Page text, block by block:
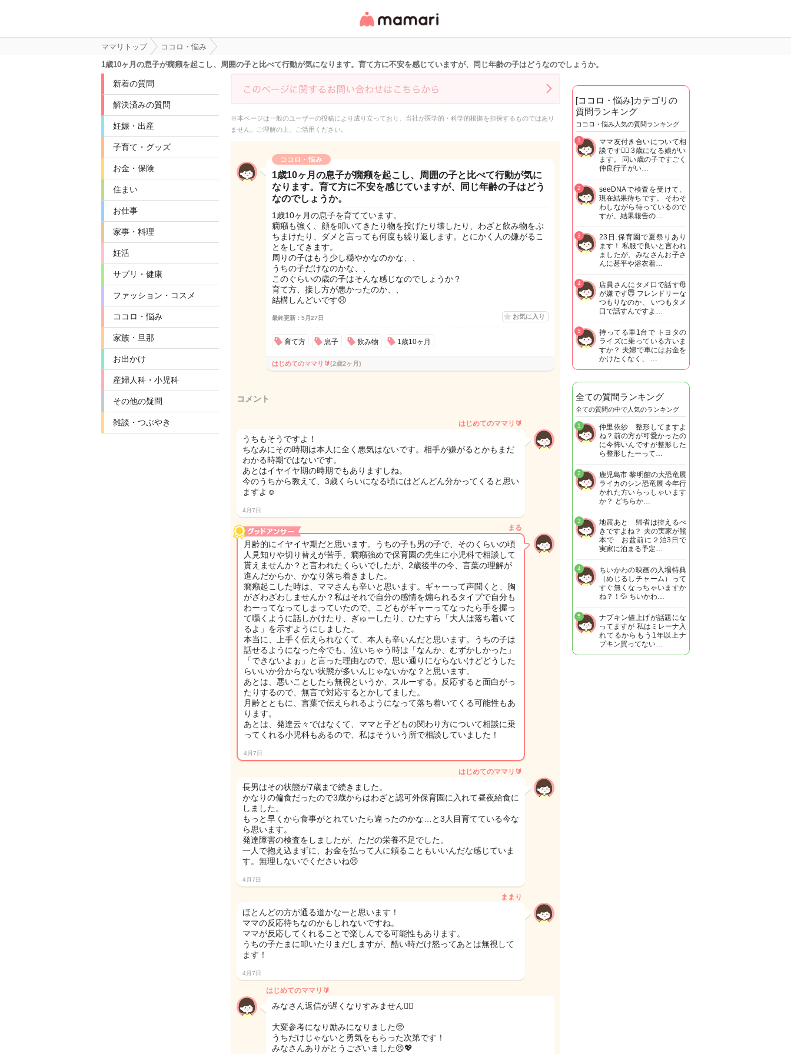
リ・情報サイト
ママリトップ
ココロ・悩み
1歳10ヶ月の息子が癇癪を起こし、周囲の子と比べて行動が気になります。育て方に不安を感じていますが、同じ年齢の子はどうなのでしょうか。
新着の質問
解決済みの質問
妊娠・出産
子育て・グッズ
お金・保険
住まい
お仕事
家事・料理
妊活
サプリ・健康
ファッション・コスメ
ココロ・悩み
家族・旦那
お出かけ
産婦人科・小児科
その他の疑問
雑談・つぶやき
※本ページは一般のユーザーの投稿により成り立っており、当社が医学的・科学的根拠を担保するものではあり
ません。ご理解の上、ご活用ください。
ココロ・悩み
1歳10ヶ月の息子が癇癪を起こし、周囲の子と比べて行動が気に
なります。育て方に不安を感じていますが、同じ年齢の子はどう
なのでしょうか。
1歳10ヶ月の息子を育てています。
癇癪も強く、顔を叩いてきたり物を投げたり壊したり、わざと飲み物をぶ
ちまけたり、ダメと言っても何度も繰り返します。とにかく人の嫌がるこ
とをしてきます。
周りの子はもう少し穏やかなのかな、、
うちの子だけなのかな、、
このぐらいの歳の子はそんな感じなのでしょうか？
育て方、接し方が悪かったのか、、
結構しんどいです😞
最終更新：5月27日 お気に入り
育て方 息子 飲み物 1歳10ヶ月
はじめてのママリ🔰(2歳2ヶ月)
コメント
はじめてのママリ🔰
うちもそうですよ！
ちなみにその時期は本人に全く悪気はないです。相手が嫌がるとかもまだ
わかる時期ではないです。
あとはイヤイヤ期の時期でもありますしね。
今のうちから教えて、3歳くらいになる頃にはどんどん分かってくると思い
ますよ☺️
4月7日
まる
月齢的にイヤイヤ期だと思います。うちの子も男の子で、そのくらいの頃
人見知りや切り替えが苦手、癇癪強めで保育園の先生に小児科で相談して
貰えませんか？と言われたくらいでしたが、2歳後半の今、言葉の理解が
進んだからか、かなり落ち着きました。
癇癪起こした時は、ママさんも辛いと思います。ギャーって声聞くと、胸
がざわざわしませんか？私はそれで自分の感情を煽られるタイプで自分も
わーってなってしまっていたので、こどもがギャーってなったら手を握っ
て囁くように話しかけたり、ぎゅーしたり、ひたすら「大人は落ち着いて
るよ」を示すようにしました。
本当に、上手く伝えられなくて、本人も辛いんだと思います。うちの子は
話せるようになった今でも、泣いちゃう時は「なんか、むずかしかった」
「できないよぉ」と言った理由なので、思い通りにならないけどどうした
らいいか分からない状態が多いんじゃないかな？と思います。
あとは、悪いことしたら無視というか、スルーする。反応すると面白がっ
たりするので、無言で対応するとかしてました。
月齢とともに、言葉で伝えられるようになって落ち着いてくる可能性もあ
ります。
あとは、発達云々ではなくて、ママと子どもの関わり方について相談に乗
ってくれる小児科もあるので、私はそういう所で相談していました！
4月7日
はじめてのママリ🔰
長男はその状態が7歳まで続きました。
かなりの偏食だったので3歳からはわざと認可外保育園に入れて昼夜給食に
しました。
もっと早くから食事がとれていたら違ったのかな…と3人目育てている今な
ら思います。
発達障害の検査をしましたが、ただの栄養不足でした。
一人で抱え込まずに、お金を払って人に頼ることもいいんだな感じていま
す。無理しないでくださいね😣
4月7日
ままり
ほとんどの方が通る道かなーと思います！
ママの反応待ちなのかもしれないですね。
ママが反応してくれることで楽しんでる可能性もあります。
うちの子たまに叩いたりまだしますが、酷い時だけ怒ってあとは無視して
ます！
4月7日
はじめてのママリ🔰
みなさん返信が遅くなりすみません🙇‍♀️
大変参考になり励みになりました🥺
うちだけじゃないと勇気をもらった次第です！
みなさんありがとうございました😣💖
[ココロ・悩み]カテゴリの
質問ランキング
ココロ・悩み人気の質問ランキング
ママ友付き合いについて相
談です🙇‍♂️ 3歳になる娘がい
ます。 同い歳の子ですごく
仲良行子がい…
1
seeDNAで検査を受けて、
現在結果待ちです。 そわそ
わしながら待っているので
すが、結果報告の…
2
23日.保育園で夏祭りあり
ます！ 私服で良いと言われ
ましたが、みなさんお子さ
んに甚平や浴衣着…
3
店員さんにタメ口で話す母
が嫌です😇 フレンドリーな
つもりなのか、 いつもタメ
口で話すんですよ…
4
持ってる車1台で トヨタの
ライズに乗っている方いま
すか？ 夫婦で車にはお金を
かけたくなく、 …
5
全ての質問ランキング
全ての質問の中で人気のランキング
仲里依紗 整形してますよ
ね？前の方が可愛かったの
に今怖いんですが整形した
ら整形したーって…
1
鹿児島市 黎明館の大恐竜展
ライカのシン恐竜展 今年行
かれた方いらっしゃいます
か？ どちらか…
2
地震あと 帰省は控えるべ
きですよね？ 夫の実家が熊
本で お盆前に２泊3日で
実家に泊まる予定…
3
ちいかわの映画の入場特典
（めじるしチャーム）って
すぐ無くなっちゃいますか
ね？！💦 ちいかわ…
4
ナプキン値上げが話題にな
ってますが 私はミレーナ入
れてるからもう1年以上ナ
プキン買ってない…
5